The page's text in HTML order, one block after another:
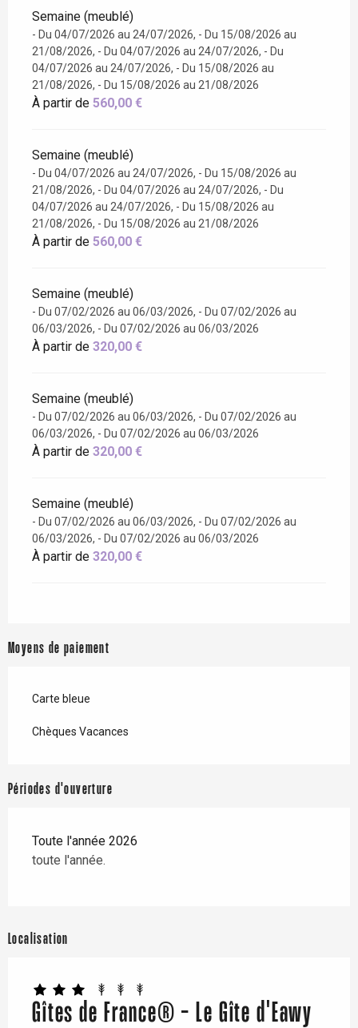
Semaine (meublé)
- Du 04/07/2026 au 24/07/2026, - Du 15/08/2026 au
21/08/2026, - Du 04/07/2026 au 24/07/2026, - Du
04/07/2026 au 24/07/2026, - Du 15/08/2026 au
21/08/2026, - Du 15/08/2026 au 21/08/2026
À partir de 560,00 €
Semaine (meublé)
- Du 04/07/2026 au 24/07/2026, - Du 15/08/2026 au
21/08/2026, - Du 04/07/2026 au 24/07/2026, - Du
04/07/2026 au 24/07/2026, - Du 15/08/2026 au
21/08/2026, - Du 15/08/2026 au 21/08/2026
À partir de 560,00 €
Semaine (meublé)
- Du 07/02/2026 au 06/03/2026, - Du 07/02/2026 au
06/03/2026, - Du 07/02/2026 au 06/03/2026
À partir de 320,00 €
Semaine (meublé)
- Du 07/02/2026 au 06/03/2026, - Du 07/02/2026 au
06/03/2026, - Du 07/02/2026 au 06/03/2026
À partir de 320,00 €
Semaine (meublé)
- Du 07/02/2026 au 06/03/2026, - Du 07/02/2026 au
06/03/2026, - Du 07/02/2026 au 06/03/2026
À partir de 320,00 €
Moyens de paiement
Carte bleue
Chèques Vacances
Périodes d'ouverture
Toute l'année 2026
toute l'année.
Localisation
Gîtes de France® - Le Gîte d'Eawy